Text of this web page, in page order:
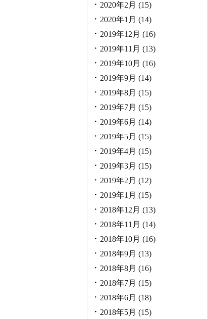
2020年2月 (15)
2020年1月 (14)
2019年12月 (16)
2019年11月 (13)
2019年10月 (16)
2019年9月 (14)
2019年8月 (15)
2019年7月 (15)
2019年6月 (14)
2019年5月 (15)
2019年4月 (15)
2019年3月 (15)
2019年2月 (12)
2019年1月 (15)
2018年12月 (13)
2018年11月 (14)
2018年10月 (16)
2018年9月 (13)
2018年8月 (16)
2018年7月 (15)
2018年6月 (18)
2018年5月 (15)